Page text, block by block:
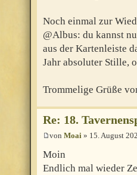
Noch einmal zur
@Albus: du kannst
aus der Kartenleiste
Jahr absoluter Stille,
Trommelige Grüße
Re: 18.
von Moai » 15. August
Moin
Endlich mal wieder